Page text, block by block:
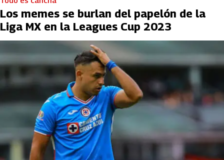
Los memes se burlan del papelón de la
Liga MX en la Leagues Cup 2023